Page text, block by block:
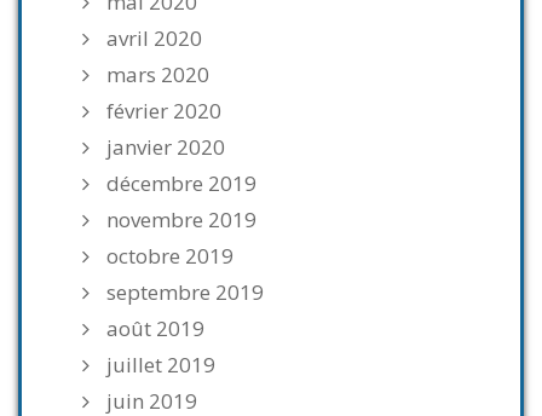
avril 2020
mars 2020
février 2020
janvier 2020
décembre 2019
novembre 2019
octobre 2019
septembre 2019
août 2019
juillet 2019
juin 2019